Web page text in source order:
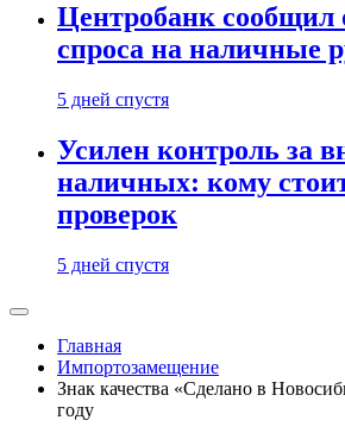
Центробанк сообщил
спроса на наличные
5 дней спустя
Усилен контроль за
наличных: кому
проверок
5 дней спустя
Главная
Импортозамещение
Знак качества «Сделано в
году